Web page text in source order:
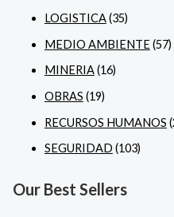
LOGISTICA(35)
MEDIO AMBIENTE(57)
MINERIA(16)
OBRAS (19)
RECURSOS HUMANOS
SEGURIDAD (103)
Our Best Sellers